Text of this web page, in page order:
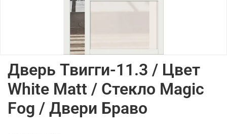
Дверь Твигги-11.3 / Цвет
White Matt / Стекло Magic
Fog / Двери Браво